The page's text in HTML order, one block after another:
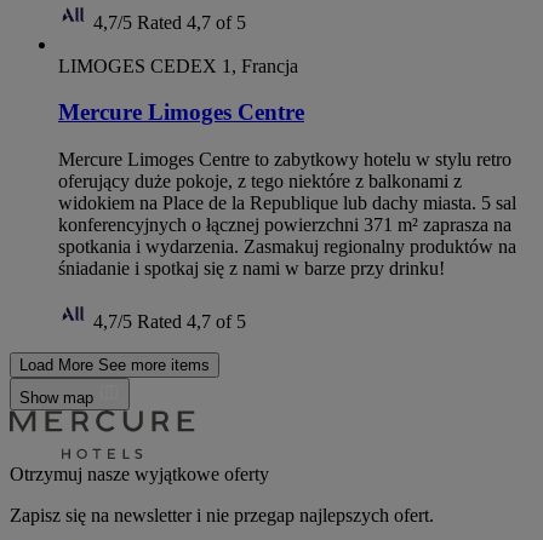
4,7/5 Rated 4,7 of 5
LIMOGES CEDEX 1, Francja
Mercure Limoges Centre
Mercure Limoges Centre to zabytkowy hotelu w stylu retro
oferujący duże pokoje, z tego niektóre z balkonami z
widokiem na Place de la Republique lub dachy miasta. 5 sal
konferencyjnych o łącznej powierzchni 371 m² zaprasza na
spotkania i wydarzenia. Zasmakuj regionalny produktów na
śniadanie i spotkaj się z nami w barze przy drinku!
4,7/5 Rated 4,7 of 5
Load More See more items
Show map
Otrzymuj nasze wyjątkowe oferty
Zapisz się na newsletter i nie przegap najlepszych ofert.